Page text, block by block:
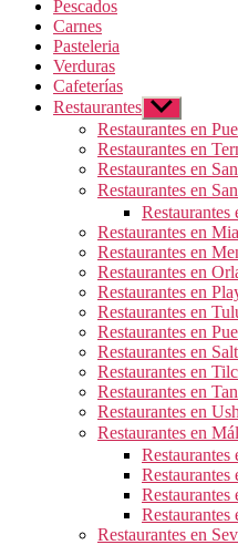
Pescados
Carnes
Pasteleria
Verduras
Cafeterías
Restaurantes Mostrar
el
submenú
Restaurantes en
Restaurantes en
Restaurantes en
Restaurantes en
Restaurantes en
Restaurantes en
Restaurantes en
Restaurantes en
Restaurantes en
Restaurantes en
Restaurantes en
Restaurantes en
Restaurantes en
Restaurantes en
Restaurantes en
Restaurantes
Restaurantes
Restaurantes en